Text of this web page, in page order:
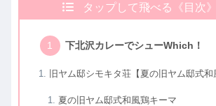
タップして飛べる《目次》
下北沢カレーでシューWhich！
旧ヤム邸シモキタ荘【夏の旧ヤム邸式和
夏の旧ヤム邸式和風鶏キーマ